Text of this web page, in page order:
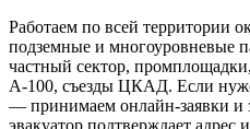
Работаем по всей территории
подземные и многоуровневые
частный сектор,
А‑100, съезды ЦКАД. Если
— принимаем онлайн-заявки и
эвакуатор подтверждает адрес